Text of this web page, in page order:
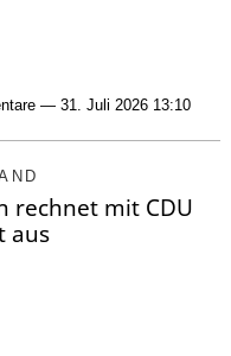
— 31. Juli 2026 13:10
rechnet mit CDU
aus